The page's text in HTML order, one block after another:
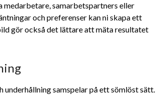
samarbetspartners eller
och preferenser kan ni skapa ett
gör också det lättare att mäta resultatet
samspelar på ett sömlöst sätt.